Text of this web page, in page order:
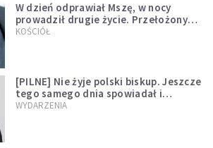
W dzień odprawiał Mszę, w nocy
prowadził drugie życie. Przełożony
kazał mu opuścić zakon
KOŚCIÓŁ
[PILNE] Nie żyje polski biskup. Jeszcze
tego samego dnia spowiadał i
sprawował Mszę świętą
WYDARZENIA